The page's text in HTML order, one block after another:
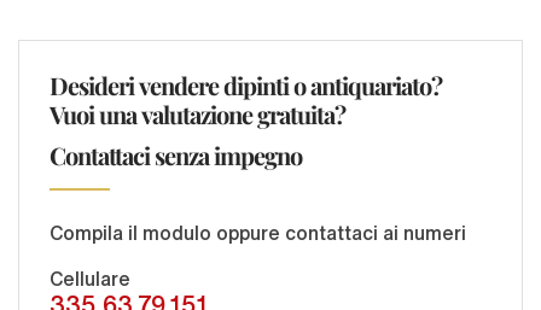
Desideri vendere dipinti o antiquariato?
Vuoi una valutazione gratuita?
Contattaci senza impegno
Compila il modulo oppure contattaci ai numeri
Cellulare
335 63.79.151